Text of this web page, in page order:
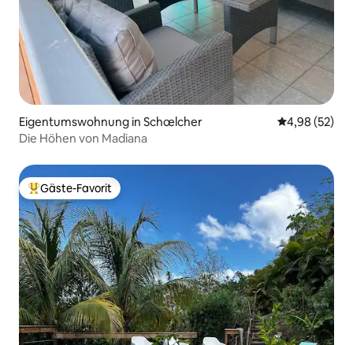
Eigentumswohnung in Schœlcher
4,98 (52)
Die Höhen von Madiana
Beliebter Gäste-Favorit.
Gäste-Favorit